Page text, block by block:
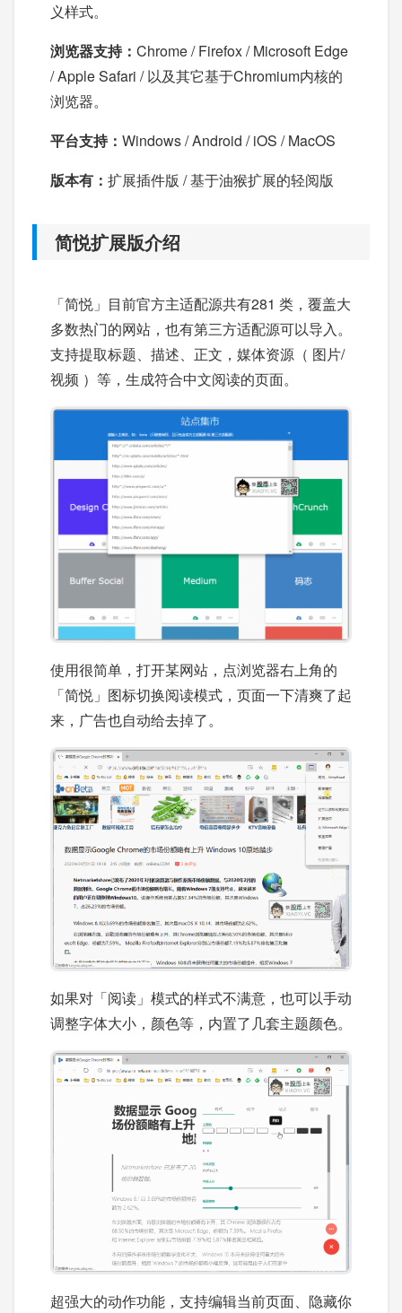
义样式。
浏览器支持： Chrome / Firefox / Microsoft Edge
/ Apple Safari / 以及其它基于Chromium内核的
浏览器。
平台支持： Windows / Android / iOS / MacOS
版本有： 扩展插件版 / 基于油猴扩展的轻阅版
简悦扩展版介绍
「简悦」目前官方主适配源共有281 类，覆盖大
多数热门的网站，也有第三方适配源可以导入。
支持提取标题、描述、正文，媒体资源（ 图片/
视频 ）等，生成符合中文阅读的页面。
使用很简单，打开某网站，点浏览器右上角的
「简悦」图标切换阅读模式，页面一下清爽了起
来，广告也自动给去掉了。
如果对「阅读」模式的样式不满意，也可以手动
调整字体大小，颜色等，内置了几套主题颜色。
超强大的动作功能，支持编辑当前页面、隐藏你